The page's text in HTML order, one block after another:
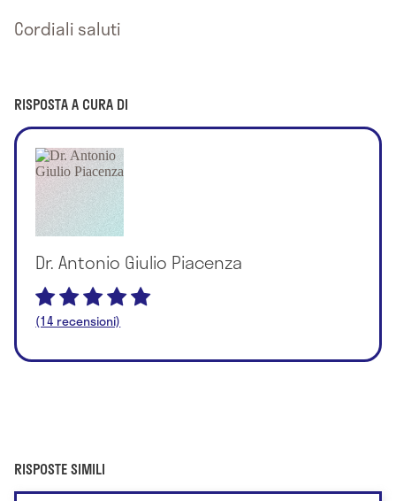
Cordiali saluti
RISPOSTA A CURA DI
Dr. Antonio Giulio Piacenza
(14 recensioni)
RISPOSTE SIMILI